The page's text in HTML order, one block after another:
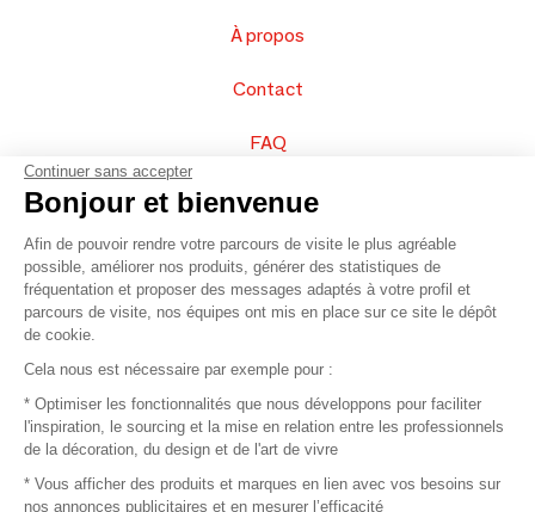
À propos
Contact
FAQ
Vendez vos produits
Plan du site
© 2016 –Organisation SAFI
Recrutement
Continuer sans accepter
Bonjour et bienvenue
Afin de pouvoir rendre votre parcours de visite le plus agréable
possible, améliorer nos produits, générer des statistiques de
fréquentation et proposer des messages adaptés à votre profil et
parcours de visite, nos équipes ont mis en place sur ce site le dépôt
de cookie.
Cela nous est nécessaire par exemple pour :
* Optimiser les fonctionnalités que nous développons pour faciliter
l'inspiration, le sourcing et la mise en relation entre les professionnels
de la décoration, du design et de l'art de vivre
* Vous afficher des produits et marques en lien avec vos besoins sur
nos annonces publicitaires et en mesurer l’efficacité